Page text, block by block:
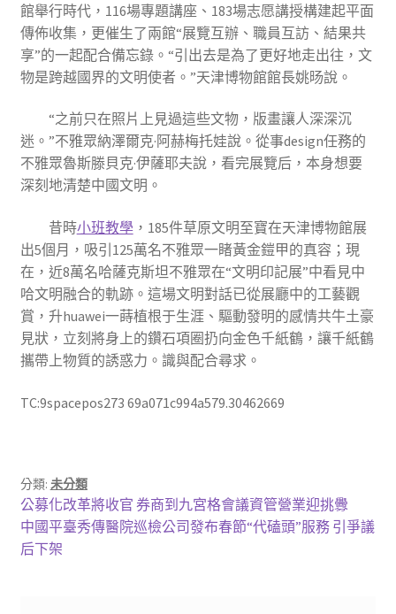
館舉行時代，116場專題講座、183場志愿講授構建起平面
傳佈收集，更催生了兩館“展覽互辦、職員互訪、結果共
享”的一起配合備忘錄。“引出去是為了更好地走出往，文
物是跨越國界的文明使者。”天津博物館館長姚旸說。
“之前只在照片上見過這些文物，版畫讓人深深沉
迷。”不雅眾納澤爾克·阿赫梅托娃說。從事design任務的
不雅眾魯斯滕貝克·伊薩耶夫說，看完展覽后，本身想要
深刻地清楚中國文明。
昔時小班教學，185件草原文明至寶在天津博物館展
出5個月，吸引125萬名不雅眾一睹黃金鎧甲的真容；現
在，近8萬名哈薩克斯坦不雅眾在“文明印記展”中看見中
哈文明融合的軌跡。這場文明對話已從展廳中的工藝觀
賞，升huawei一蒔植根于生涯、驅動發明的感情共牛土豪
見狀，立刻將身上的鑽石項圈扔向金色千紙鶴，讓千紙鶴
攜帶上物質的誘惑力。識與配合尋求。
TC:9spacepos273 69a071c994a579.30462669
分類: 未分類
文
章
上
一
篇
公募化改革將收官 券商到九宮格會議資管營業迎挑釁
下
一
中國平臺秀傳醫院巡檢公司發布春節“代磕頭”服務 引爭議
后下架